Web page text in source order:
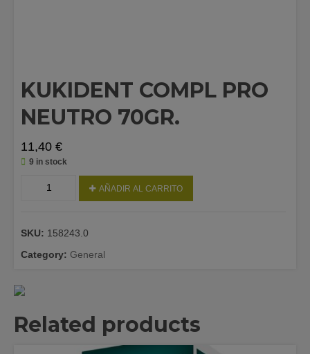
KUKIDENT COMPL PRO
NEUTRO 70GR.
11,40 €
9 in stock
70GR.
quantity
AÑADIR AL CARRITO
SKU: 158243.0
Category: General
Related products